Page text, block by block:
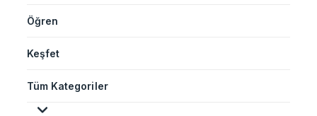
Öğren
Keşfet
Tüm Kategoriler